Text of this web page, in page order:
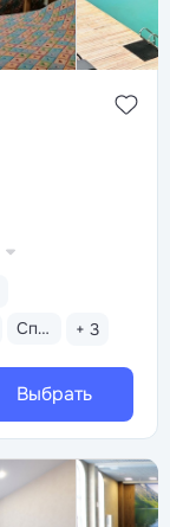
Спа-услуги + 3
Выбрать